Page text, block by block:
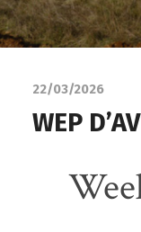
22/03/2026
WEP